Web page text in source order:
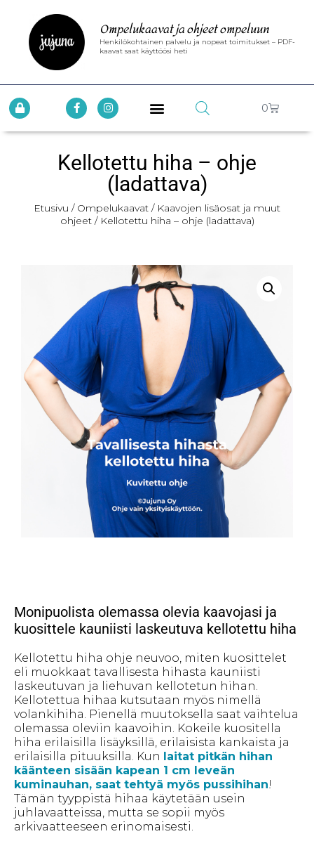
Ompelukaavat ja ohjeet ompeluun
Henkilökohtainen palvelu ja nopeat toimitukset – PDF-
kaavat saat käyttöösi heti
0
Kellotettu hiha – ohje
(ladattava)
Etusivu / Ompelukaavat / Kaavojen lisäosat ja muut
ohjeet/ Kellotettu hiha – ohje (ladattava)
Monipuolista olemassa olevia kaavojasi ja
kuosittele kauniisti laskeutuva kellotettu hiha
Kellotettu hiha ohje neuvoo, miten kuosittelet
eli muokkaat tavallisesta hihasta kauniisti
laskeutuvan ja liehuvan kellotetun hihan.
Kellotettua hihaa kutsutaan myös nimellä
volankihiha. Pienellä muutoksella saat vaihtelua
olemassa oleviin kaavoihin. Kokeile kuositella
hiha erilaisilla lisäyksillä, erilaisista kankaista ja
erilaisilla pituuksilla. Kun laitat pitkän hihan
käänteen sisään kapean 1 cm leveän
kuminauhan, saat tehtyä myös pussihihan!
Tämän tyyppistä hihaa käytetään usein
juhlavaatteissa, mutta se sopii myös
arkivaatteeseen erinomaisesti.